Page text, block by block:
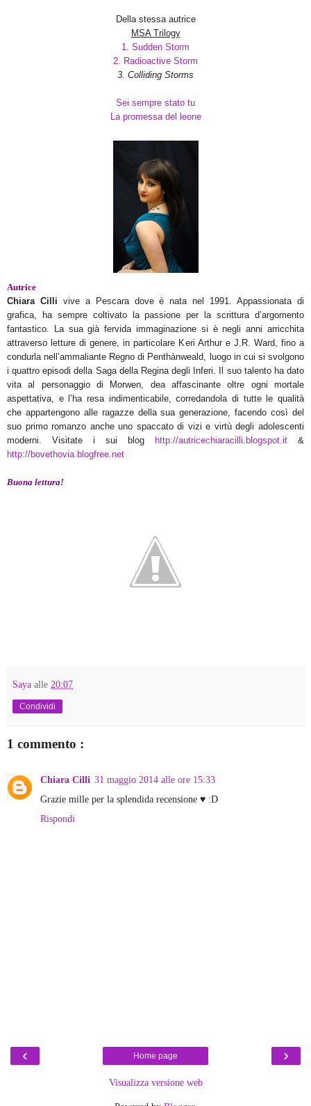
Della stessa autrice
MSA Trilogy
1. Sudden Storm
2. Radioactive Storm
3. Colliding Storms
Sei sempre stato tu
La promessa del leone
Autrice
Chiara Cilli vive a Pescara dove è nata nel 1991. Appassionata di
grafica, ha sempre coltivato la passione per la scrittura d’argomento
fantastico. La sua già fervida immaginazione si è negli anni arricchita
attraverso letture di genere, in particolare Keri Arthur e J.R. Ward, fino a
condurla nell’ammaliante Regno di Penthànweald, luogo in cui si svolgono
i quattro episodi della Saga della Regina degli Inferi. Il suo talento ha dato
vita al personaggio di Morwen, dea affascinante oltre ogni mortale
aspettativa, e l’ha resa indimenticabile, corredandola di tutte le qualità
che appartengono alle ragazze della sua generazione, facendo così del
suo primo romanzo anche uno spaccato di vizi e virtù degli adolescenti
moderni. Visitate i sui blog http://autricechiaracilli.blogspot.it &
http://bovethovia.blogfree.net
Buona lettura!
Saya alle 20:07
Condividi
1 commento :
Chiara Cilli 31 maggio 2014 alle ore 15:33
Grazie mille per la splendida recensione ♥ :D
Rispondi
‹ ›
Home page
Visualizza versione web